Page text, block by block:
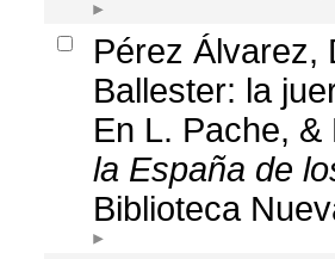
Pérez Álvarez,
Ballester: la
En L. Pache,
la España de
Biblioteca